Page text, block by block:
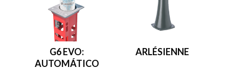
G6 EVO:
AUTOMÁTICO
ARLÉSIENNE